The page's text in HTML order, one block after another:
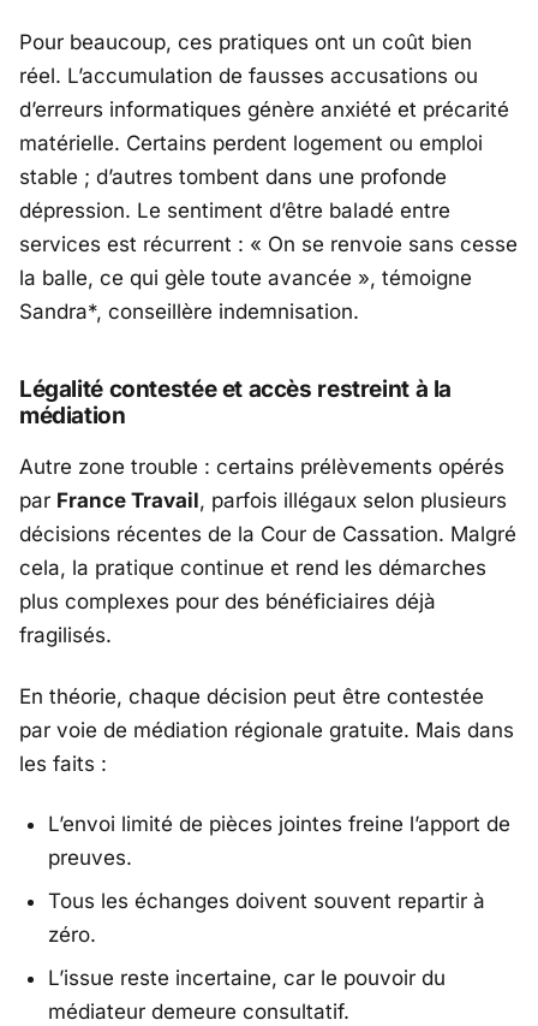
Pour beaucoup, ces pratiques ont un coût bien
réel. L’accumulation de fausses accusations ou
d’erreurs informatiques génère anxiété et précarité
matérielle. Certains perdent logement ou emploi
stable ; d’autres tombent dans une profonde
dépression. Le sentiment d’être baladé entre
services est récurrent : « On se renvoie sans cesse
la balle, ce qui gèle toute avancée », témoigne
Sandra*, conseillère indemnisation.
Légalité contestée et accès restreint à la
médiation
Autre zone trouble : certains prélèvements opérés
par France Travail, parfois illégaux selon plusieurs
décisions récentes de la Cour de Cassation. Malgré
cela, la pratique continue et rend les démarches
plus complexes pour des bénéficiaires déjà
fragilisés.
En théorie, chaque décision peut être contestée
par voie de médiation régionale gratuite. Mais dans
les faits :
L’envoi limité de pièces jointes freine l’apport de
preuves.
Tous les échanges doivent souvent repartir à
zéro.
L’issue reste incertaine, car le pouvoir du
médiateur demeure consultatif.